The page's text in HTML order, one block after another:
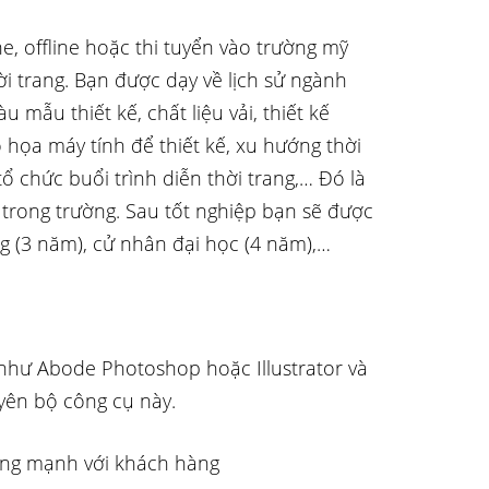
offline hoặc thi tuyển vào trường mỹ
Bạn được dạy về lịch sử ngành
mẫu thiết kế, chất liệu vải, thiết kế
máy tính để thiết kế, xu hướng thời
chức buổi trình diễn thời trang,… Đó là
trường. Sau tốt nghiệp bạn sẽ được
(3 năm), cử nhân đại học (4 năm),…
Abode Photoshop hoặc Illustrator và
bộ công cụ này.
mạnh với khách hàng